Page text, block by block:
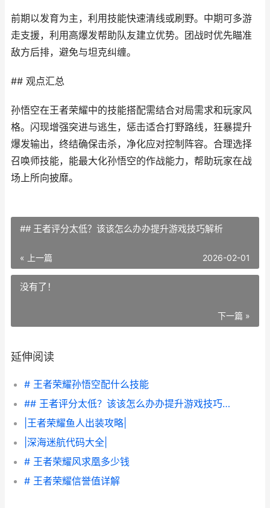
前期以发育为主，利用技能快速清线或刷野。中期可多游
走支援，利用高爆发帮助队友建立优势。团战时优先瞄准
敌方后排，避免与坦克纠缠。
## 观点汇总
孙悟空在王者荣耀中的技能搭配需结合对局需求和玩家风
格。闪现增强突进与逃生，惩击适合打野路线，狂暴提升
爆发输出，终结确保击杀，净化应对控制阵容。合理选择
召唤师技能，能最大化孙悟空的作战能力，帮助玩家在战
场上所向披靡。
## 王者评分太低？该该怎么办办提升游戏技巧解析
« 上一篇 2026-02-01
没有了！
下一篇 »
延伸阅读
# 王者荣耀孙悟空配什么技能
## 王者评分太低？该该怎么办办提升游戏技巧解析
|王者荣耀鱼人出装攻略|
|深海迷航代码大全|
# 王者荣耀风求凰多少钱
# 王者荣耀信誉值详解